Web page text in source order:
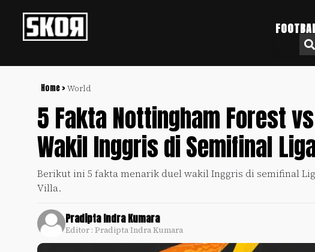
Home > World
5 Fakta Nottingham Forest
Wakil Inggris di Semifinal
Berikut ini 5 fakta menarik duel wakil Inggris di semifinal
Villa.
Pradipta Indra Kumara
Editor : Pradipta Indra Kumara
Football +
Culture +
Sports
Update
+
Timnas
SKOR
Policy
Pedoman
Pemberitaan
Media
Siber
Disclaimer
Kami